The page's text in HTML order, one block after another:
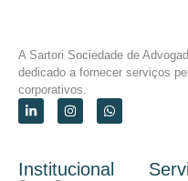
A Sartori Sociedade de
dedicado a fornecer serviços
corporativos.
Institucional